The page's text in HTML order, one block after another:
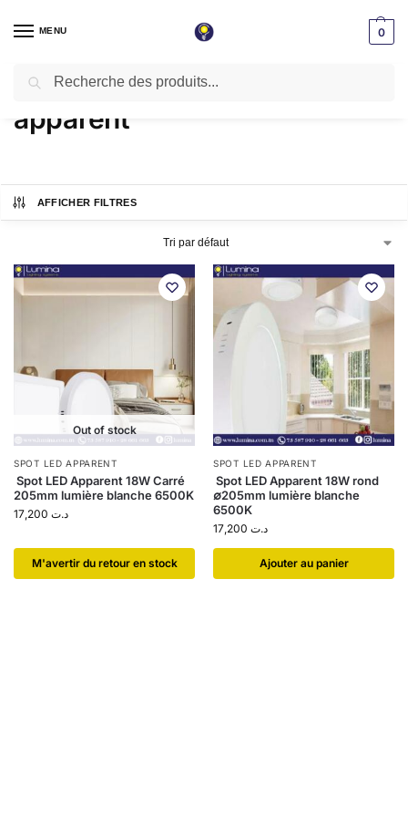
MENU 0
Accueil / Produits identifiés “apparent”
apparent
AFFICHER FILTRES
Out of stock
SPOT LED APPARENT
Spot LED Apparent 18W Carré
205mm lumière blanche 6500K
د.ت
​M'avertir du retour en stock
SPOT LED APPARENT
Spot LED Apparent 18W rond
∅205mm lumière blanche
6500K
د.ت
Ajouter au panier